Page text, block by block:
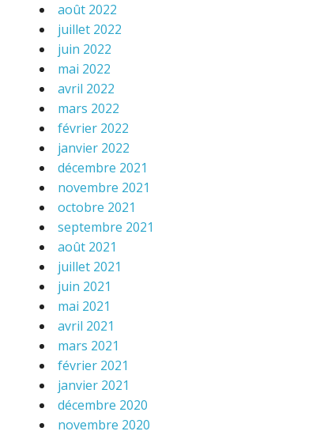
août 2022
juillet 2022
juin 2022
mai 2022
avril 2022
mars 2022
février 2022
janvier 2022
décembre 2021
novembre 2021
octobre 2021
septembre 2021
août 2021
juillet 2021
juin 2021
mai 2021
avril 2021
mars 2021
février 2021
janvier 2021
décembre 2020
novembre 2020